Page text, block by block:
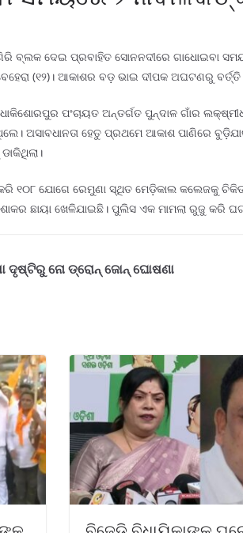
ବ୍ଲକ ଦେଇ ପ୍ରବାହିତ ସୋନନଦୀରେ ଗାଧୋଇବା
(୧୨)। ଆକାଶର ବଡ଼ ଭାଇ ଦୀପକ ଅଘଟଣରୁ ବର୍ତ୍ତି
ପଂଚାୟତ ଅନ୍ତର୍ଗତ ପୁନ୍ଦାଳ ଗାଁର
ଅସାବଧାନତା ହେତୁ ପ୍ରଥମେ ଆକାଶ ପାଣିରେ
୧୦୮ ଯୋଗେ ରେମୁଣା ସ୍ଥିତ ମେଡ଼ିକାଲ କଲେଜକୁ
ଛାୟା ଖେଳିଯାଇଛି। ପୁଲିସ ଏକ ମାମଲା ରୁଜୁ କରି
ଦୃଷ୍ଟିରୁ ନୋ ଡ୍ରୋନ୍ ଜୋନ୍ ଘୋଷଣା